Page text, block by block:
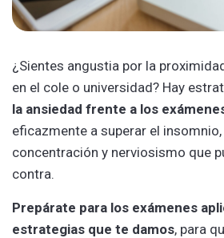
¿Sientes angustia por la
en el cole o universidad? Hay
la ansiedad frente a los
eficazmente a superar el
concentración y nerviosismo que
contra.
Prepárate para los exámenes
estrategias que te damos, para